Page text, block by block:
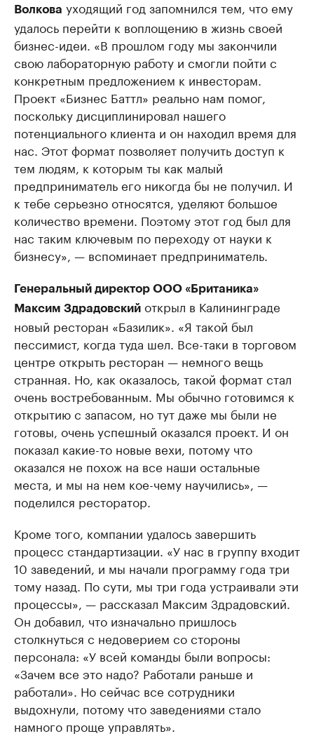
Волкова уходящий год запомнился тем, что ему
удалось перейти к воплощению в жизнь своей
бизнес-идеи. «В прошлом году мы закончили
свою лабораторную работу и смогли пойти с
конкретным предложением к инвесторам.
Проект «Бизнес Баттл» реально нам помог,
поскольку дисциплинировал нашего
потенциального клиента и он находил время для
нас. Этот формат позволяет получить доступ к
тем людям, к которым ты как малый
предприниматель его никогда бы не получил. И
к тебе серьезно относятся, уделяют большое
количество времени. Поэтому этот год был для
нас таким ключевым по переходу от науки к
бизнесу», — вспоминает предприниматель.
Генеральный директор ООО «Британика»
Максим Здрадовский открыл в Калининграде
новый ресторан «Базилик». «Я такой был
пессимист, когда туда шел. Все-таки в торговом
центре открыть ресторан — немного вещь
странная. Но, как оказалось, такой формат стал
очень востребованным. Мы обычно готовимся к
открытию с запасом, но тут даже мы были не
готовы, очень успешный оказался проект. И он
показал какие-то новые вехи, потому что
оказался не похож на все наши остальные
места, и мы на нем кое-чему научились», —
поделился ресторатор.
Кроме того, компании удалось завершить
процесс стандартизации. «У нас в группу входит
10 заведений, и мы начали программу года три
тому назад. По сути, мы три года устраивали эти
процессы», — рассказал Максим Здрадовский.
Он добавил, что изначально пришлось
столкнуться с недоверием со стороны
персонала: «У всей команды были вопросы:
«Зачем все это надо? Работали раньше и
работали». Но сейчас все сотрудники
выдохнули, потому что заведениями стало
намного проще управлять».